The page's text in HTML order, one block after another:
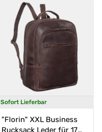
Herren
Sofort Lieferbar
"Florin" XXL Business
Rucksack Leder für 17